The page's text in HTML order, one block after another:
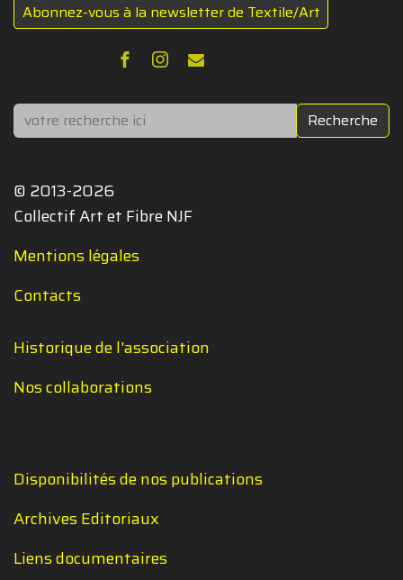
Abonnez-vous à la newsletter de Textile/Art
Rechercher Recherche
© 2013-2026
Collectif Art et Fibre NJF
Mentions légales
Contacts
Historique de l'association
Nos collaborations
Disponibilités de nos publications
Archives Editoriaux
Liens documentaires